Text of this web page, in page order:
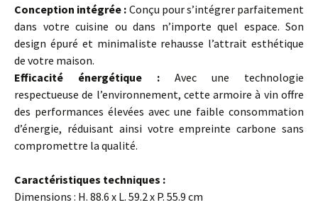
Conception intégrée : Conçu pour s’intégrer parfaitement
dans votre cuisine ou dans n’importe quel espace. Son
design épuré et minimaliste rehausse l’attrait esthétique
de votre maison.
Efficacité énergétique : Avec une technologie
respectueuse de l’environnement, cette armoire à vin offre
des performances élevées avec une faible consommation
d’énergie, réduisant ainsi votre empreinte carbone sans
compromettre la qualité.
Caractéristiques techniques :
Dimensions : H. 88.6 x L. 59.2 x P. 55.9 cm